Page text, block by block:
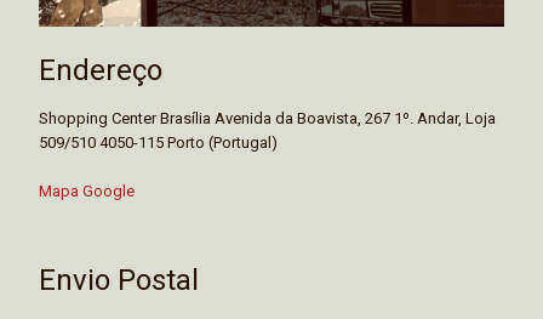
Endereço
Shopping Center Brasília Avenida da Boavista, 267 1º. Andar, Loja
509/510 4050-115 Porto (Portugal)
Mapa Google
Envio Postal